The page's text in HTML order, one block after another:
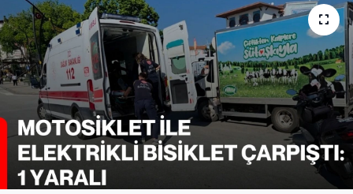
MAGAZİN
SAĞLIK
SPOR
11:11 MANŞET
Haber Arşivi